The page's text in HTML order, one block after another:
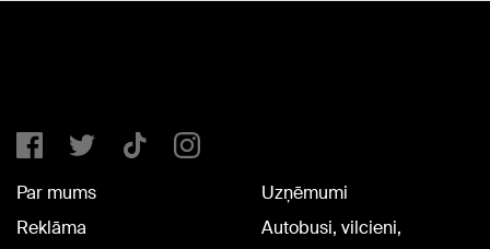
Par mums
Reklāma
Uzņēmumi
Autobusi, vilcieni,